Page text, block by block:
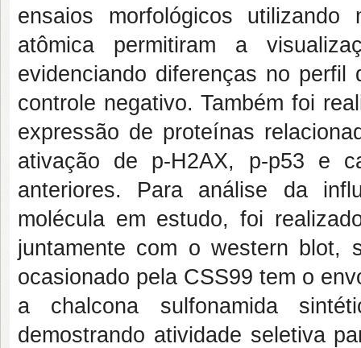
ensaios morfológicos
atômica permitiram a
evidenciando diferenças no
controle negativo.Também foi
expressão de proteínas
ativação de p-H2AX, p-p53 e
anteriores. Para análise da
molécula em estudo, foi
juntamente com o western blot,
ocasionado pela CSS99 tem o
a chalcona sulfonamida
demostrando atividade seletiva